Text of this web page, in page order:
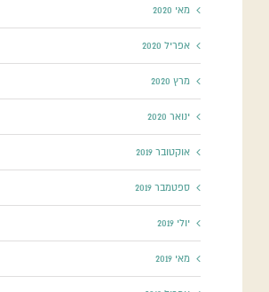
מאי 2020
אפריל 2020
מרץ 2020
ינואר 2020
אוקטובר 2019
ספטמבר 2019
יולי 2019
מאי 2019